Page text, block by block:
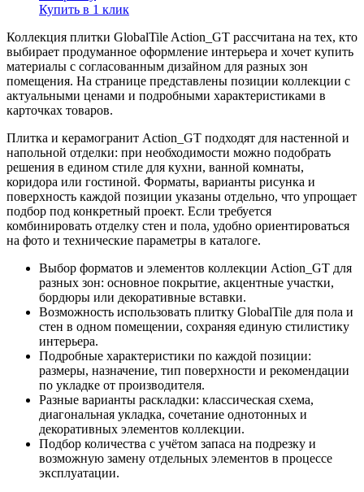
Купить в 1 клик
Коллекция плитки GlobalTile Action_GT рассчитана на тех, кто
выбирает продуманное оформление интерьера и хочет купить
материалы с согласованным дизайном для разных зон
помещения. На странице представлены позиции коллекции с
актуальными ценами и подробными характеристиками в
карточках товаров.
Плитка и керамогранит Action_GT подходят для настенной и
напольной отделки: при необходимости можно подобрать
решения в едином стиле для кухни, ванной комнаты,
коридора или гостиной. Форматы, варианты рисунка и
поверхность каждой позиции указаны отдельно, что упрощает
подбор под конкретный проект. Если требуется
комбинировать отделку стен и пола, удобно ориентироваться
на фото и технические параметры в каталоге.
Выбор форматов и элементов коллекции Action_GT для
разных зон: основное покрытие, акцентные участки,
бордюры или декоративные вставки.
Возможность использовать плитку GlobalTile для пола и
стен в одном помещении, сохраняя единую стилистику
интерьера.
Подробные характеристики по каждой позиции:
размеры, назначение, тип поверхности и рекомендации
по укладке от производителя.
Разные варианты раскладки: классическая схема,
диагональная укладка, сочетание однотонных и
декоративных элементов коллекции.
Подбор количества с учётом запаса на подрезку и
возможную замену отдельных элементов в процессе
эксплуатации.